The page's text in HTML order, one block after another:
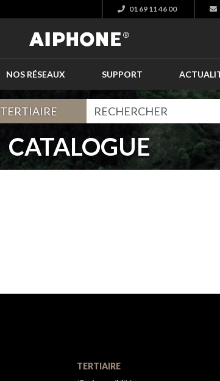
01 69 11 46 00
NOS RÉSEAUX SUPPORT
TERTIAIRE
CATALOGUE
TERTIAIRE